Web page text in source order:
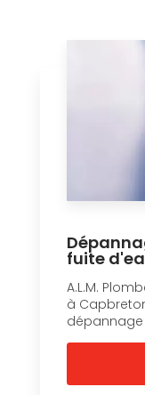
fuite
A.L.M.
à
dépannage